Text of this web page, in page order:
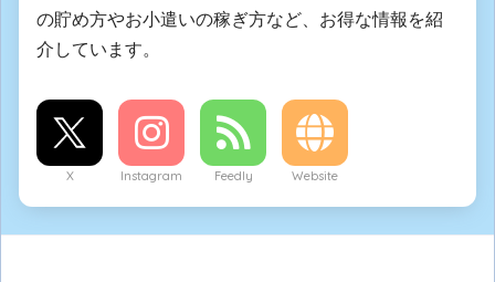
の貯め方やお小遣いの稼ぎ方など、お得な情報を紹
介しています。
X Instagram Feedly Website